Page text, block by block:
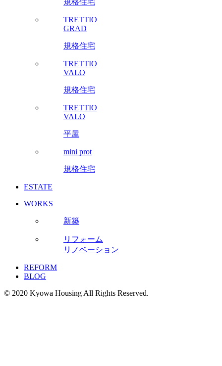
TRETTIO
GRAD
規格住宅
TRETTIO
VALO
規格住宅
TRETTIO
VALO
平屋
mini prot
規格住宅
ESTATE
WORKS
新築
リフォーム
リノベーション
REFORM
BLOG
© 2020 Kyowa Housing All Rights Reserved.